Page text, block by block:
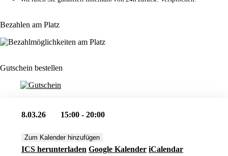
Bezahlen am Platz
Gutschein bestellen
8.03.26 15:00 - 20:00
Zum Kalender hinzufügen
ICS herunterladen Google Kalender iCalendar